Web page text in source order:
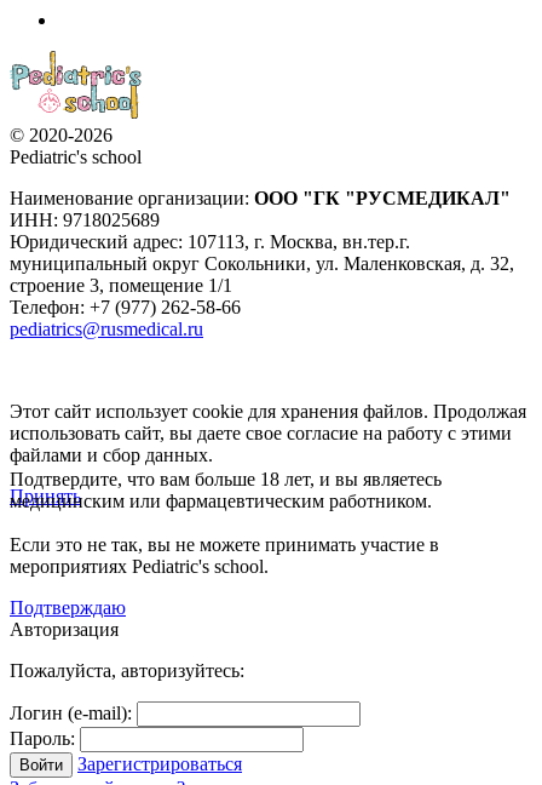
© 2020-2026
Pediatric's school
Наименование организации: ООО "ГК "РУСМЕДИКАЛ"
ИНН: 9718025689
Юридический адрес: 107113, г. Москва, вн.тер.г.
муниципальный округ Сокольники, ул. Маленковская, д. 32,
строение 3, помещение 1/1
Телефон: +7 (977) 262-58-66
pediatrics@rusmedical.ru
Этот сайт использует cookie для хранения файлов. Продолжая
использовать сайт, вы даете свое согласие на работу с этими
файлами и сбор данных.
Принять
Подтвердите, что вам больше 18 лет, и вы являетесь
медицинским или фармацевтическим работником.
Если это не так, вы не можете принимать участие в
мероприятиях Pediatric's school.
Подтверждаю
Авторизация
Пожалуйста, авторизуйтесь:
Логин (e-mail):
Пароль:
Зарегистрироваться